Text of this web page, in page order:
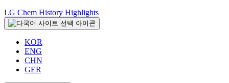
LG Chem History Highlights
KOR
ENG
CHN
GER